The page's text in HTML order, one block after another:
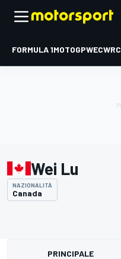
FORMULA 1MOTOGPWECWRC
Wei Lu
NAZIONALITÀ
Canada
PRINCIPALE